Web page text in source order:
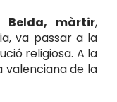
Belda, màrtir,
va passar a la
religiosa. A la
valenciana de la